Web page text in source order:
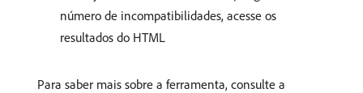
número de incompatibilidades, acesse os
resultados do HTML
Para saber mais sobre a ferramenta, consulte a